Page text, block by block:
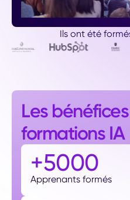
Ils ont été
Les
formations IA
+5000
Apprenants formés